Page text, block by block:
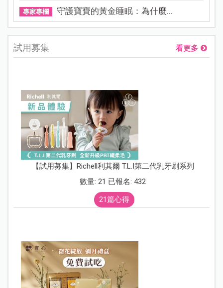
專家專欄 守護寶寶的黃金睡眠：為什麼...
試用募集 看更多
【試用募集】Richell利其爾 T.L.I第二代乳牙刷系列
數量: 21 已報名: 432
21篇心得